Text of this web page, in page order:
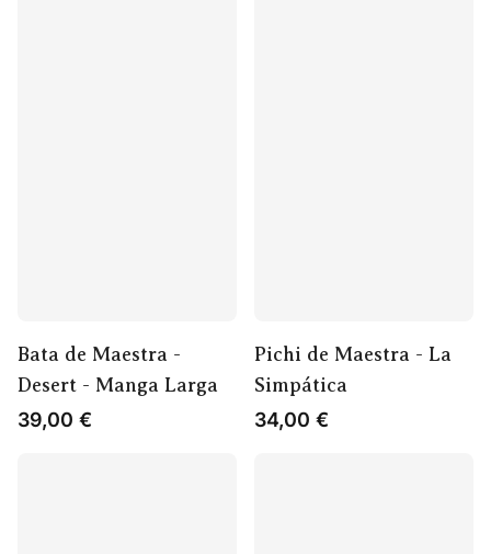
Bata de Maestra -
Desert - Manga Larga
39,00 €
Pichi de Maestra - La
Simpática
34,00 €